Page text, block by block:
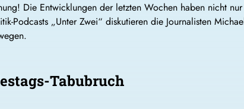
Die Entwicklungen der letzten Wochen haben nicht
Podcasts „Unter Zwei“ diskutieren die Journalisten
Tabubruch